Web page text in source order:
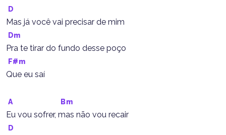
D
Mas já você vai precisar de mim
Dm
Pra te tirar do fundo desse poço
F#m
Que eu saí
A Bm
Eu vou sofrer, mas não vou recair
D